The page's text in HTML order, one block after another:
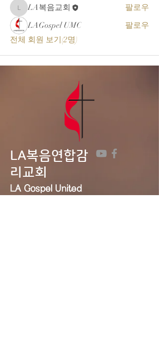
LA복음교회
LA복음교회
팔로우
LAGospel UMC
팔로우
전체 회원 보기(2명)
LA복음연합감
리교회
LA Gospel United